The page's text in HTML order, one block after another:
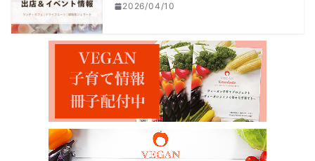
2026/04/10